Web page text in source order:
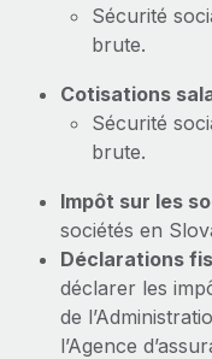
Sécurité
brute.
Cotisations
Sécurité
brute.
Impôt sur les
sociétés en
Déclarations
déclarer les
de
l’Agence